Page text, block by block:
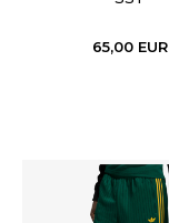
65,00 EUR